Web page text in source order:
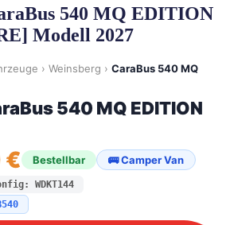
540 MQ EDITION
Modell 2027
› Weinsberg › CaraBus 540 MQ
540 MQ EDITION
€ Bestellbar
🚌 Camper Van
WDKT144